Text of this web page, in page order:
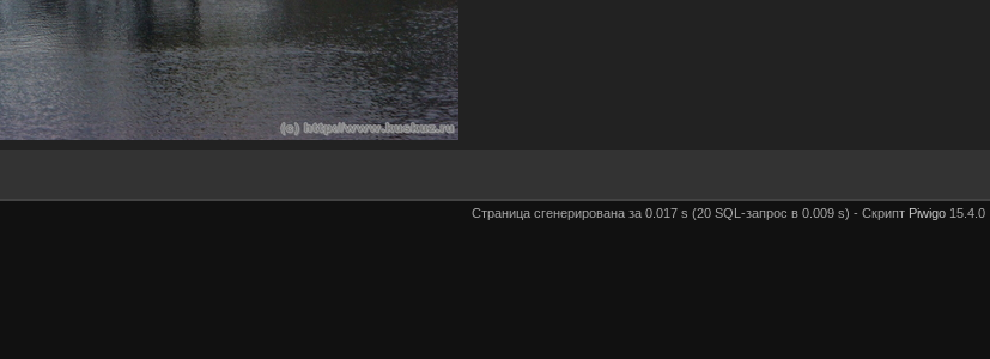
Страница сгенерирована за 0.017 s (20 SQL-запрос в 0.009 s) - Скрипт Piwigo 15.4.0